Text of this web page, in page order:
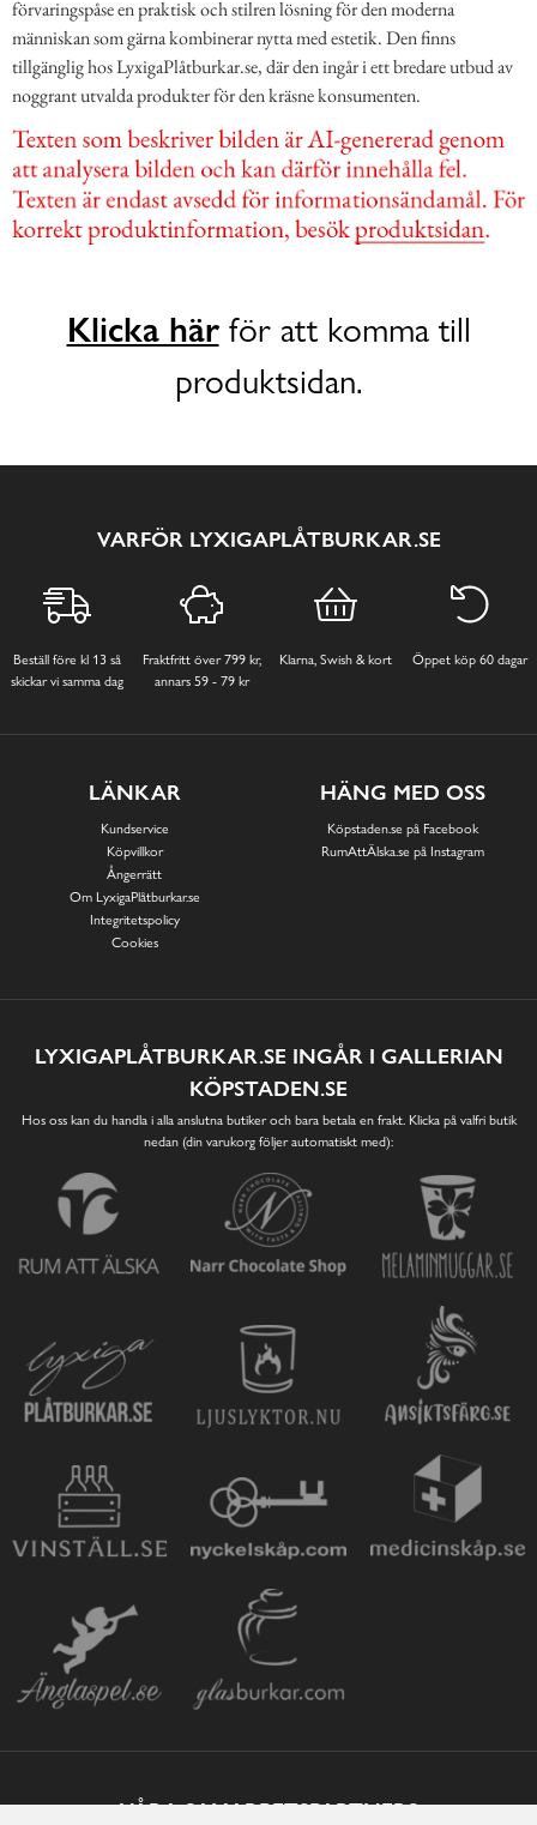
förvaringspåse en praktisk och stilren lösning för den moderna
människan som gärna kombinerar nytta med estetik. Den finns
tillgänglig hos LyxigaPlåtburkar.se, där den ingår i ett bredare utbud av
noggrant utvalda produkter för den kräsne konsumenten.
Klicka härför att komma till
produktsidan.
VARFÖR LYXIGAPLÅTBURKAR.SE
Beställ före kl 13 så
skickar vi samma dag
Fraktfritt över 799 kr,
annars 59 - 79 kr
Klarna, Swish & kort Öppet köp 60 dagar
LÄNKAR
Kundservice
Köpvillkor
Ångerrätt
Om LyxigaPlåtburkar.se
Integritetspolicy
Cookies
HÄNG MED OSS
Köpstaden.se på Facebook
RumAttÄlska.se på Instagram
LYXIGAPLÅTBURKAR.SE INGÅR I GALLERIAN
KÖPSTADEN.SE
Hos oss kan du handla i alla anslutna butiker och bara betala en frakt. Klicka på valfri butik
nedan (din varukorg följer automatiskt med):
VÅRA SAMARBETSPARTNERS